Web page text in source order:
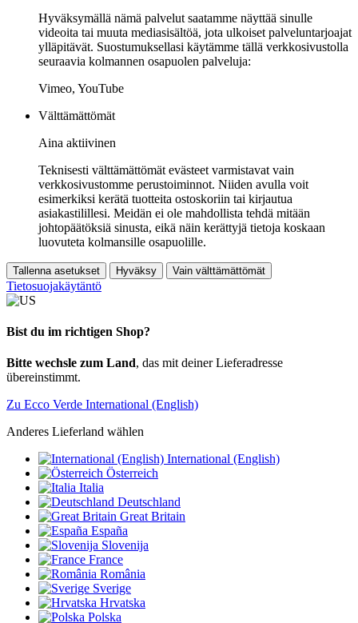
Hyväksymällä nämä palvelut saatamme näyttää sinulle
videoita tai muuta mediasisältöä, jota ulkoiset palveluntarjoajat
ylläpitävät. Suostumuksellasi käytämme tällä verkkosivustolla
seuraavia kolmannen osapuolen palveluja:
Vimeo, YouTube
Välttämättömät
Aina aktiivinen
Teknisesti välttämättömät evästeet varmistavat vain
verkkosivustomme perustoiminnot. Niiden avulla voit
esimerkiksi kerätä tuotteita ostoskoriin tai kirjautua
asiakastilillesi. Meidän ei ole mahdollista tehdä mitään
johtopäätöksiä sinusta, eikä näin kerättyjä tietoja koskaan
luovuteta kolmansille osapuolille.
Tallenna asetukset Hyväksy Vain välttämättömät
Tietosuojakäytäntö
Bist du im richtigen Shop?
Bitte wechsle zum Land, das mit deiner Lieferadresse
übereinstimmt.
Zu Ecco Verde International (English)
Anderes Lieferland wählen
International (English)
Österreich
Italia
Deutschland
Great Britain
España
Slovenija
France
România
Sverige
Hrvatska
Polska